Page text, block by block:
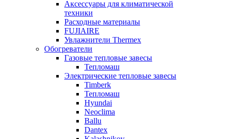
Аксессуары для климатической
техники
Расходные материалы
FUJIAIRE
Увлажнители Thermex
Обогреватели
Газовые тепловые завесы
Тепломаш
Электрические тепловые завесы
Timberk
Тепломаш
Hyundai
Neoclima
Ballu
Dantex